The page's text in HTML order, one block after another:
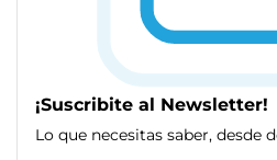
¡Suscribite al Newsletter!
Lo que necesitas saber, desde